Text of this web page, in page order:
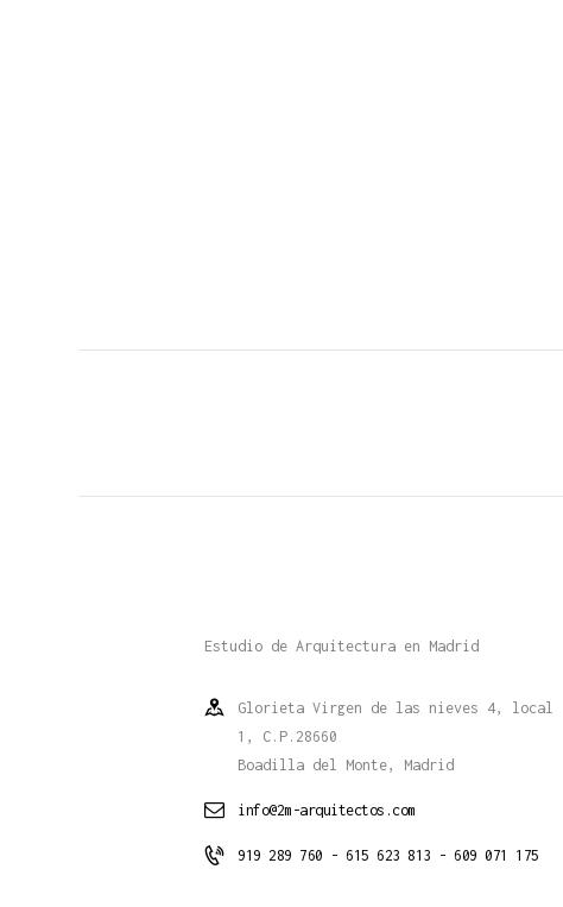
Estudio de Arquitectura en Madrid
Glorieta Virgen de las nieves 4, local
1, C.P.28660
Boadilla del Monte, Madrid
info@2m-arquitectos.com
919 289 760 - 615 623 813 - 609 071 175